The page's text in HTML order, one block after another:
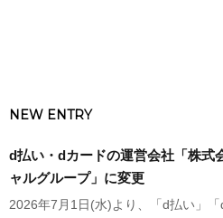
NEW ENTRY
d払い・dカードの運営会社「株式
ャルグループ」に変更
2026年7月1日(水)より、「d払い」